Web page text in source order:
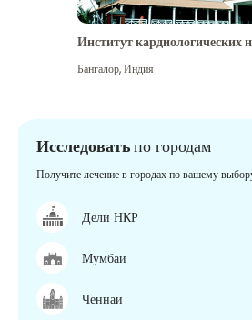
Институт кардиологических
Бангалор,Индия
Исследоватьпо городам
Получите лечение в городах по вашему
Дели НКР
Мумбаи
Ченнаи